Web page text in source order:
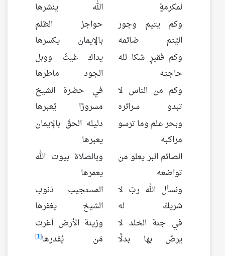
لمكرمةٍ
الله ينشرها
وكم يتيم وجور
اليُتم ضائمه
حواجز الظلم
بالإيمان يكسرها
وكم فقيرٍ شكا لله
حاجته
يداك غيثٌ ووبل
الجود ماطرها
وكم من الناس لا
تبدو سرائره
في حضرة الشيخ
مسرورًا يُعبرها
وبحر علم وما ترسو
مراكبه
دليله الحقّ بالإيمان
يعبرها
الصائم البر يعلو من
تواضعه
وبالصلاة بيوت الله
يعمرها
ونسأل الله ربّ لا
شريكَ له
المستجيب ذنوب
الشيخ يغفرها
في جنة الخلد لا
يرضَ بها بدلًا
وزينة الأرض أغرت
مَن يُقدرها[1]